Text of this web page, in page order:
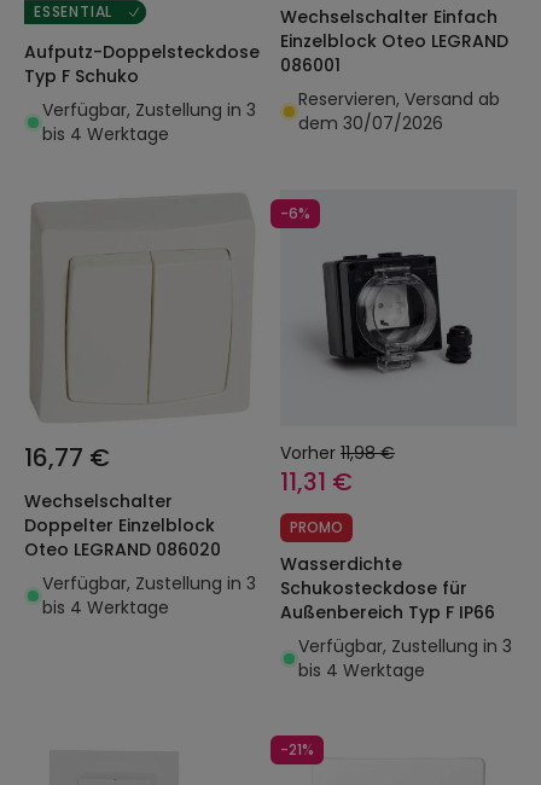
ESSENTIAL
Aufputz-Doppelsteckdose
Typ F Schuko
Verfügbar, Zustellung in 3
bis 4 Werktage
Wechselschalter Einfach
Einzelblock Oteo LEGRAND
086001
Reservieren, Versand ab
dem 30/07/2026
16,77 €
Wechselschalter
Doppelter Einzelblock
Oteo LEGRAND 086020
Verfügbar, Zustellung in 3
bis 4 Werktage
-6%
Vorher 11,98 €
11,31 €
PROMO
Wasserdichte
Schukosteckdose für
Außenbereich Typ F IP66
Verfügbar, Zustellung in 3
bis 4 Werktage
-21%